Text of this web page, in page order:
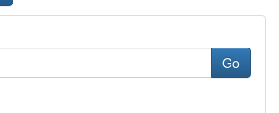
Go